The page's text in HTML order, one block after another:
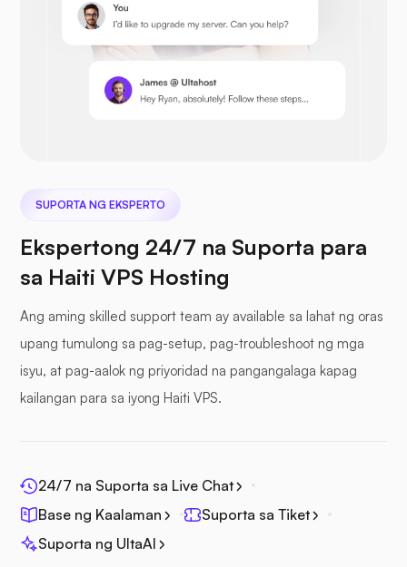
Prestashop
Seafile
Photoprism
SUPORTA NG EKSPERTO
Ekspertong 24/7 na Suporta para
sa Haiti VPS Hosting
Ang aming skilled support team ay available sa lahat ng oras
upang tumulong sa pag-setup, pag-troubleshoot ng mga
isyu, at pag-aalok ng priyoridad na pangangalaga kapag
kailangan para sa iyong Haiti VPS.
24/7 na Suporta sa Live Chat
Base ng Kaalaman
Suporta sa Tiket
Suporta ng UltaAI